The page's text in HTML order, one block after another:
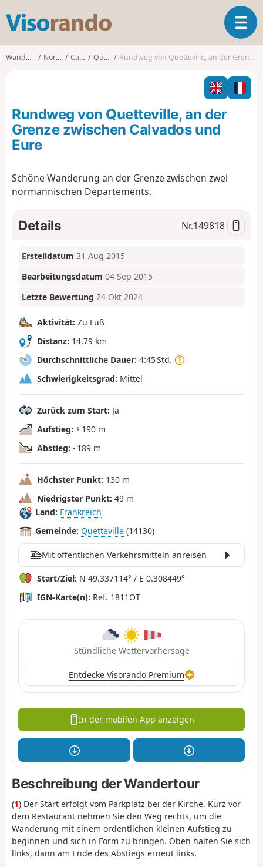
s
o
o
T
o
l
n
n
Wanderungen Normandie Calvados Quetteville Rundweg von Quetteville, an der Grenze zwischen Calvados und Eure
Rundweg von Quetteville, an der
Grenze zwischen Calvados und
Eure
Schöne Wanderung an der Grenze zwischen zwei
normannischen Departements.
Details Nr.149818
Erstelldatum 31 Aug 2015
Bearbeitungsdatum 04 Sep 2015
Letzte Bewertung 24 Okt 2024
Aktivität: Zu Fuß
Distanz: 14,79 km
Durchschnittliche Dauer: 4:45 Std.
Schwierigkeitsgrad: Mittel
Zurück zum Start: Ja
Aufstieg: + 190 m
Abstieg: - 189 m
Höchster Punkt: 130 m
Niedrigster Punkt: 49 m
Land: Frankreich
Gemeinde: Quetteville (14130)
Mit öffentlichen Verkehrsmitteln anreisen
Start/Ziel: N 49.337114° / E 0.308449°
IGN-Karte(n): Ref. 1811OT
Stündliche Wettervorhersage
Entdecke Visorando Premium
In der mobilen App anzeigen
Beschreibung der Wandertour
(1) Der Start erfolgt vom Parkplatz bei der Kirche. Kurz vor
dem Restaurant nehmen Sie den Weg rechts, um die
Wanderung mit einem ordentlichen kleinen Aufstieg zu
beginnen und sich in Form zu bringen. Oben halten Sie sich
links, dann am Ende des Abstiegs erneut links.